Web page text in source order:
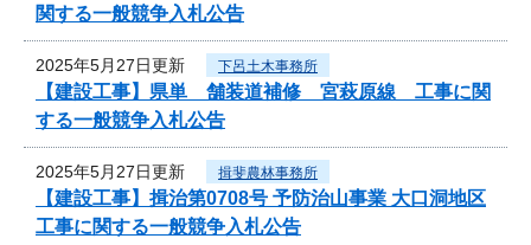
関する一般競争入札公告
2025年5月27日更新 下呂土木事務所
【建設工事】県単 舗装道補修 宮萩原線 工事に関
する一般競争入札公告
2025年5月27日更新 揖斐農林事務所
【建設工事】揖治第0708号 予防治山事業 大口洞地区
工事に関する一般競争入札公告